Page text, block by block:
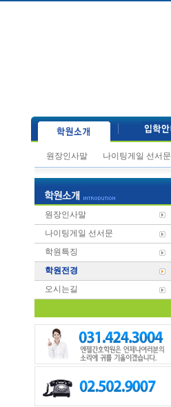
원장인사말 나이팅게일 선서문
원장인사말
나이팅게일 선서문
학원특징
학원전경
오시는길